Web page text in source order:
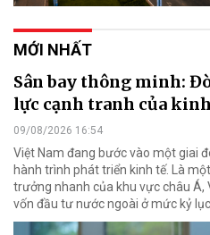
MỚI NHẤT
Sân bay thông minh:
lực cạnh tranh của
09/08/2026 16:54
Việt Nam đang bước vào một giai
hành trình phát triển kinh tế. Là
trưởng nhanh của khu vực châu Á,
vốn đầu tư nước ngoài ở mức kỷ lục.